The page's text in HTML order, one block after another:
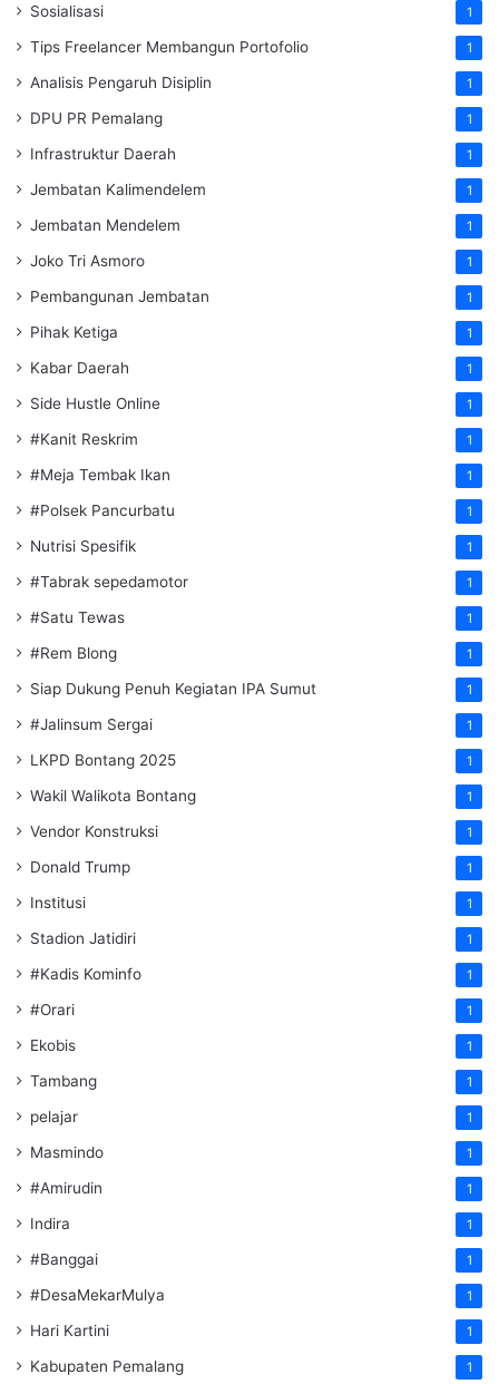
Sosialisasi 1
Tips Freelancer Membangun Portofolio 1
Analisis Pengaruh Disiplin 1
DPU PR Pemalang 1
Infrastruktur Daerah 1
Jembatan Kalimendelem 1
Jembatan Mendelem 1
Joko Tri Asmoro 1
Pembangunan Jembatan 1
Pihak Ketiga 1
Kabar Daerah 1
Side Hustle Online 1
#Kanit Reskrim 1
#Meja Tembak Ikan 1
#Polsek Pancurbatu 1
Nutrisi Spesifik 1
#Tabrak sepedamotor 1
#Satu Tewas 1
#Rem Blong 1
Siap Dukung Penuh Kegiatan IPA Sumut 1
#Jalinsum Sergai 1
LKPD Bontang 2025 1
Wakil Walikota Bontang 1
Vendor Konstruksi 1
Donald Trump 1
Institusi 1
Stadion Jatidiri 1
#Kadis Kominfo 1
#Orari 1
Ekobis 1
Tambang 1
pelajar 1
Masmindo 1
#Amirudin 1
Indira 1
#Banggai 1
#DesaMekarMulya 1
Hari Kartini 1
Kabupaten Pemalang 1